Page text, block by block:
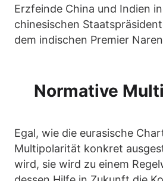
Erzfeinde China und Indien
chinesischen
dem indischen Premier
Normative
Egal, wie die eurasische
Multipolarität konkret
wird, sie wird zu einem